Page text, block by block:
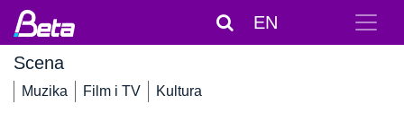
EN
Scena
Muzika Film i TV Kultura